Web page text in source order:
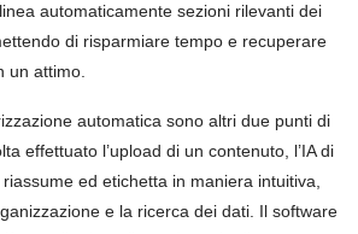
automaticamente sezioni rilevanti dei
di risparmiare tempo e recuperare
un attimo.
automatica sono altri due punti di
effettuato l’upload di un contenuto, l’IA di
ed etichetta in maniera intuitiva,
e la ricerca dei dati. Il software